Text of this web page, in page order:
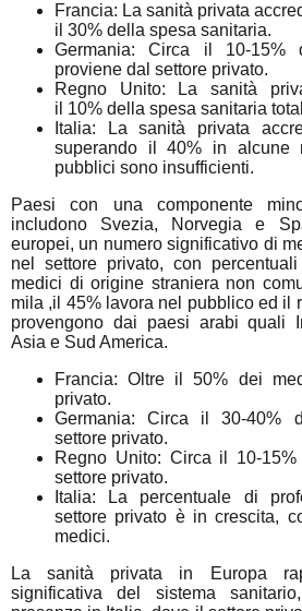
Francia: La sanità privata
il 30% della spesa sanitaria.
Germania: Circa il 10-15%
proviene dal settore privato.
Regno Unito: La sanità
il 10% della spesa sanitaria
Italia: La sanità privata
superando il 40% in alcune
pubblici sono insufficienti.
Paesi con una componente
includono Svezia, Norvegia e
europei, un numero significativo di
nel settore privato, con
medici di origine straniera non
mila ,il 45% lavora nel pubblico ed il
provengono dai paesi arabi quali
Asia e Sud America.
Francia: Oltre il 50% dei
privato.
Germania: Circa il 30-40%
settore privato.
Regno Unito: Circa il 10-
settore privato.
Italia: La percentuale di
settore privato è in crescita,
medici.
La sanità privata in Europa
significativa del sistema